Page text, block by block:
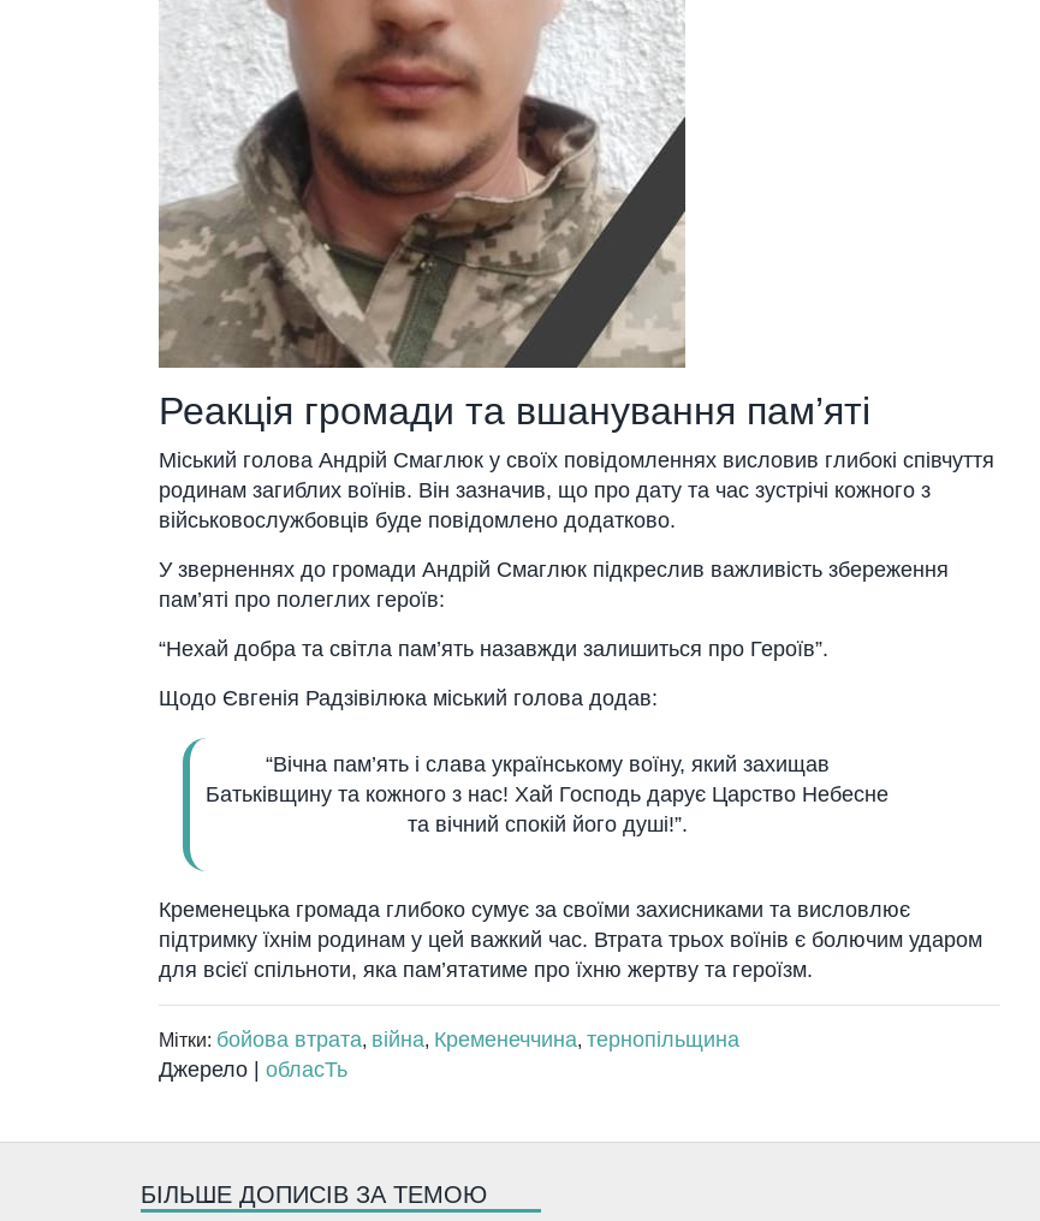
Реакція громади та вшанування пам’яті
Міський голова Андрій Смаглюк у своїх повідомленнях висловив глибокі співчуття
родинам загиблих воїнів. Він зазначив, що про дату та час зустрічі кожного з
військовослужбовців буде повідомлено додатково.
У зверненнях до громади Андрій Смаглюк підкреслив важливість збереження
пам’яті про полеглих героїв:
“Нехай добра та світла пам’ять назавжди залишиться про Героїв”.
Щодо Євгенія Радзівілюка міський голова додав:
“Вічна пам’ять і слава українському воїну, який захищав
Батьківщину та кожного з нас! Хай Господь дарує Царство Небесне
та вічний спокій його душі!”.
Кременецька громада глибоко сумує за своїми захисниками та висловлює
підтримку їхнім родинам у цей важкий час. Втрата трьох воїнів є болючим ударом
для всієї спільноти, яка пам’ятатиме про їхню жертву та героїзм.
Мітки: бойова втрата, війна, Кременеччина, тернопільщина
Джерело | обласТь
БІЛЬШЕ ДОПИСІВ ЗА ТЕМОЮ